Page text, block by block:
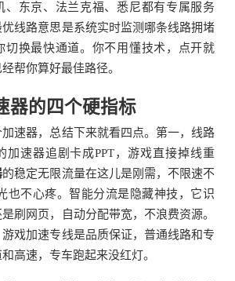
、东京、法兰克福、悉尼都有专属服务
线路意思是系统实时监测哪条线路拥堵
切换最快通道。你不用懂技术，点开就
帮你算好最佳路径。
器的四个硬指标
速器，总结下来就看四点。第一，线路
加速器追剧卡成PPT，游戏直接掉线重
的稳定无限流量在这儿是刚需，不限速不
也不心疼。智能分流是隐藏神技，它识
刷网页，自动分配带宽，不浪费资源。
戏加速专线是品质保证，普通线路和专
高速，专车跑起来没红灯。